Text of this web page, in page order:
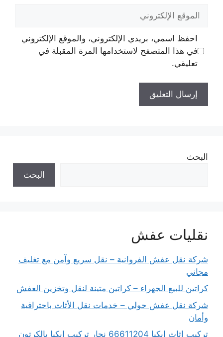
الموقع
الإلكتروني
احفظ اسمي، بريدي الإلكتروني، والموقع الإلكتروني
في هذا المتصفح لاستخدامها المرة المقبلة في
تعليقي.
البحث
البحث
نقليات عفش
شركة نقل عفش الفروانية – نقل سريع وآمن مع تغليف
مجاني
كراتين للبيع الجهراء – كراتين متينة لنقل وتخزين العفش
شركة نقل عفش حولي – خدمات نقل الأثاث باحترافية
وأمان
تركيب اثاث ايكيا 66611204 نجار تركيب ايكيا بالكرتون